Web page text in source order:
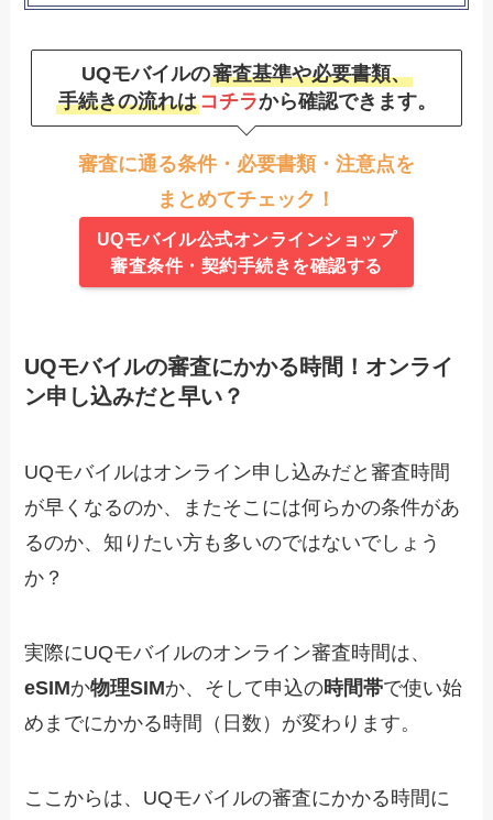
UQモバイルの審査基準や必要書類、
手続きの流れは コチラから確認できます。
審査に通る条件・必要書類・注意点を
まとめてチェック！
UQモバイル公式オンラインショップ
審査条件・契約手続きを確認する
UQモバイルの審査にかかる時間！オンライ
ン申し込みだと早い？
UQモバイルはオンライン申し込みだと審査時間
が早くなるのか、またそこには何らかの条件があ
るのか、知りたい方も多いのではないでしょう
か？
実際にUQモバイルのオンライン審査時間は、
eSIMか物理SIMか、そして申込の時間帯で使い始
めまでにかかる時間（日数）が変わります。
ここからは、UQモバイルの審査にかかる時間に